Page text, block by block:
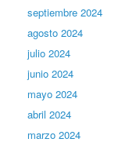
septiembre 2024
agosto 2024
julio 2024
junio 2024
mayo 2024
abril 2024
marzo 2024